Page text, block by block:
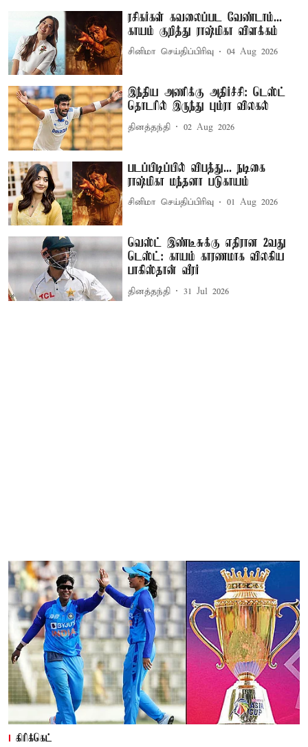
ரசிகர்கள் கவலைப்பட வேண்டாம்...
காயம் குறித்து ராஷ்மிகா விளக்கம்
சினிமா செய்திப்பிரிவு 04 Aug 2026
இந்திய அணிக்கு அதிர்ச்சி: டெஸ்ட்
தொடரில் இருந்து பும்ரா விலகல்
தினத்தந்தி 02 Aug 2026
படப்பிடிப்பில் விபத்து... நடிகை
ராஷ்மிகா மந்தனா படுகாயம்
சினிமா செய்திப்பிரிவு 01 Aug 2026
வெஸ்ட் இண்டீசுக்கு எதிரான 2வது
டெஸ்ட்: காயம் காரணமாக விலகிய
பாகிஸ்தான் வீரர்
தினத்தந்தி 31 Jul 2026
கிரிக்கெட்